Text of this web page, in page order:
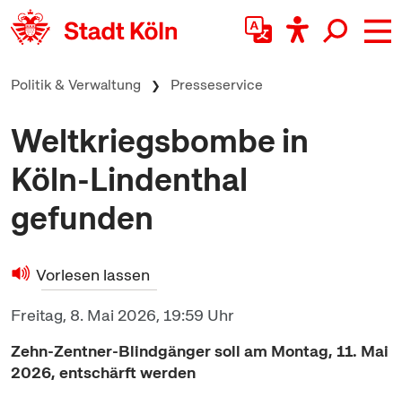
zum Inhalt springen
Politik & Verwaltung Presseservice
Weltkriegsbombe in
Köln-Lindenthal
gefunden
Vorlesen lassen
Freitag, 8. Mai 2026, 19:59 Uhr
Zehn-Zentner-Blindgänger soll am Montag, 11. Mai
2026, entschärft werden